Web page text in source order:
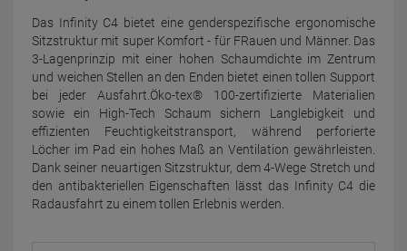
Das Infinity C4 bietet eine genderspezifische ergonomische
Sitzstruktur mit super Komfort - für FRauen und Männer. Das
3-Lagenprinzip mit einer hohen Schaumdichte im Zentrum
und weichen Stellen an den Enden bietet einen tollen Support
bei jeder Ausfahrt.Öko-tex® 100-zertifizierte Materialien
sowie ein High-Tech Schaum sichern Langlebigkeit und
effizienten Feuchtigkeitstransport, während perforierte
Löcher im Pad ein hohes Maß an Ventilation gewährleisten.
Dank seiner neuartigen Sitzstruktur, dem 4-Wege Stretch und
den antibakteriellen Eigenschaften lässt das Infinity C4 die
Radausfahrt zu einem tollen Erlebnis werden.